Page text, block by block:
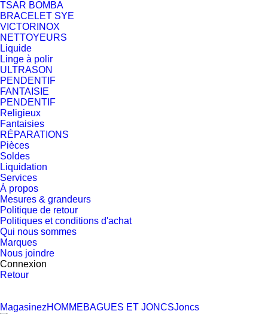
TSAR BOMBA
BRACELET SYE
VICTORINOX
NETTOYEURS
Liquide
Linge à polir
ULTRASON
PENDENTIF
FANTAISIE
PENDENTIF
Religieux
Fantaisies
RÉPARATIONS
Pièces
Soldes
Liquidation
Services
À propos
Mesures & grandeurs
Politique de retour
Politiques et conditions d'achat
Qui nous sommes
Marques
Nous joindre
Connexion
Retour
MagasinezHOMMEBAGUES ET JONCSJoncs